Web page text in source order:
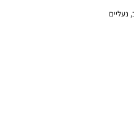
, נעליים